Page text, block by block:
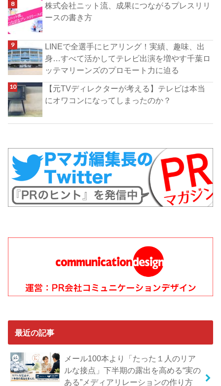
株式会社ニット流、成果につながるプレスリリ
ースの書き方
LINEで全選手にヒアリング！実績、趣味、出
身…すべて活かしてテレビ出演を増やす千葉ロ
ッテマリーンズのプロモート力に迫る
【元TVディレクターが考える】テレビは本当
にオワコンになってしまったのか？
最近の記事
メール100本より「たった１人のリア
ルな接点」下半期の露出を高める“実の
ある”メディアリレーションの作り方